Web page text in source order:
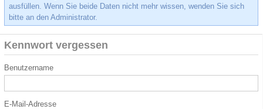
ausfüllen. Wenn Sie beide Daten nicht mehr wissen, wenden Sie sich
bitte an den Administrator.
Kennwort vergessen
Benutzername
E-Mail-Adresse